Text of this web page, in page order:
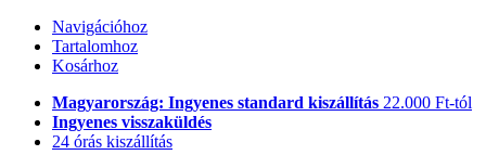
Navigációhoz
Tartalomhoz
Kosárhoz
Magyarország: Ingyenes standard kiszállítás 22.000 Ft-tól
Ingyenes visszaküldés
24 órás kiszállítás